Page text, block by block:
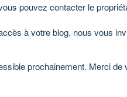
pouvez contacter le
à votre blog, nous vous
prochainement. Merci de